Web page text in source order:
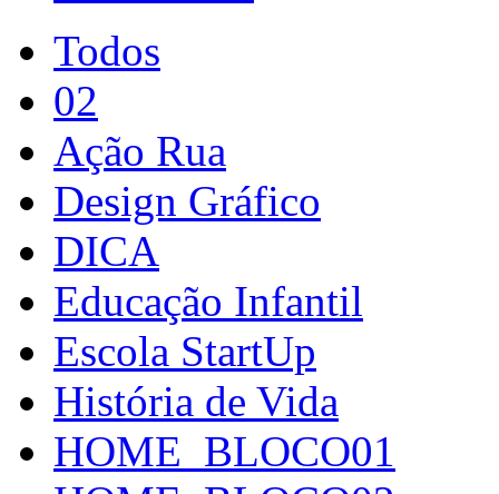
Todos
02
Ação Rua
Design Gráfico
DICA
Educação Infantil
Escola StartUp
História de Vida
HOME_BLOCO01